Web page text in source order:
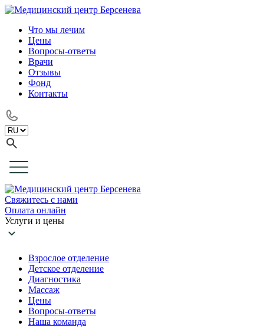
Что мы лечим
Цены
Вопросы-ответы
Врачи
Отзывы
Фонд
Контакты
Свяжитесь с нами
Оплата онлайн
Услуги и цены
Взрослое отделение
Детское отделение
Диагностика
Массаж
Цены
Вопросы-ответы
Наша команда